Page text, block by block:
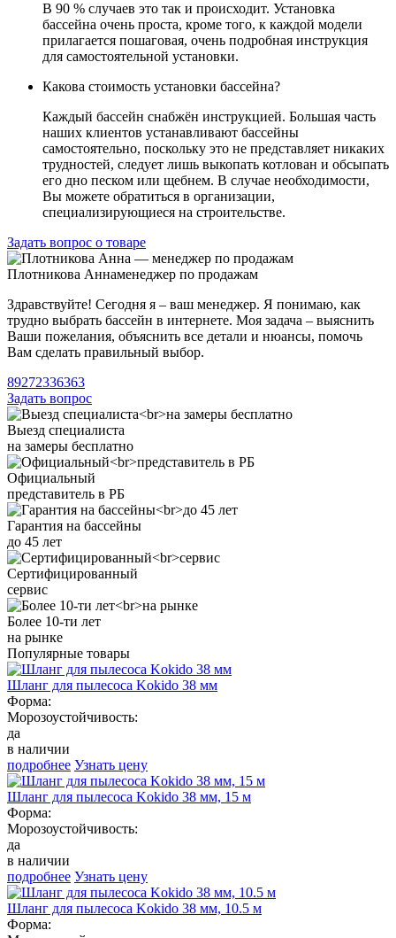
В 90 % случаев это так и происходит. Установка
бассейна очень проста, кроме того, к каждой модели
прилагается пошаговая, очень подробная инструкция
для самостоятельной установки.
Какова стоимость установки бассейна?
Каждый бассейн снабжён инструкцией. Большая часть
наших клиентов устанавливают бассейны
самостоятельно, поскольку это не представляет никаких
трудностей, следует лишь выкопать котлован и обсыпать
его дно песком или щебнем. В случае необходимости,
Вы можете обратиться в организации,
специализирующиеся на строительстве.
Задать вопрос о товаре
Плотникова Аннаменеджер по продажам
Здравствуйте! Сегодня я – ваш менеджер. Я понимаю, как
трудно выбрать бассейн в интернете. Моя задача – выяснить
Ваши пожелания, объяснить все детали и нюансы, помочь
Вам сделать правильный выбор.
89272336363
Задать вопрос
Выезд специалиста
на замеры бесплатно
Официальный
представитель в РБ
Гарантия на бассейны
до 45 лет
Сертифицированный
сервис
Более 10-ти лет
на рынке
Популярные товары
Шланг для пылесоса Kokido 38 мм
Форма:
Морозоустойчивость:
да
в наличии
подробнее Узнать цену
Шланг для пылесоса Kokido 38 мм, 15 м
Форма:
Морозоустойчивость:
да
в наличии
подробнее Узнать цену
Шланг для пылесоса Kokido 38 мм, 10.5 м
Форма: